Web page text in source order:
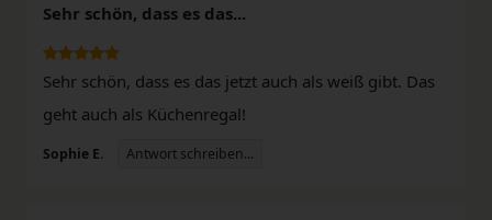
Sehr schön, dass es das...
Sehr schön, dass es das jetzt auch als weiß gibt. Das
geht auch als Küchenregal!
Sophie E. Antwort schreiben...